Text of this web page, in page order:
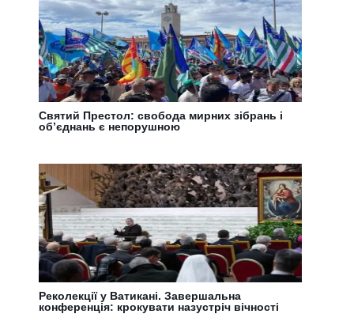
Святий Престол: свобода мирних зібрань і
обʼєднань є непорушною
Реколекції у Ватикані. Завершальна
конференція: крокувати назустріч вічності